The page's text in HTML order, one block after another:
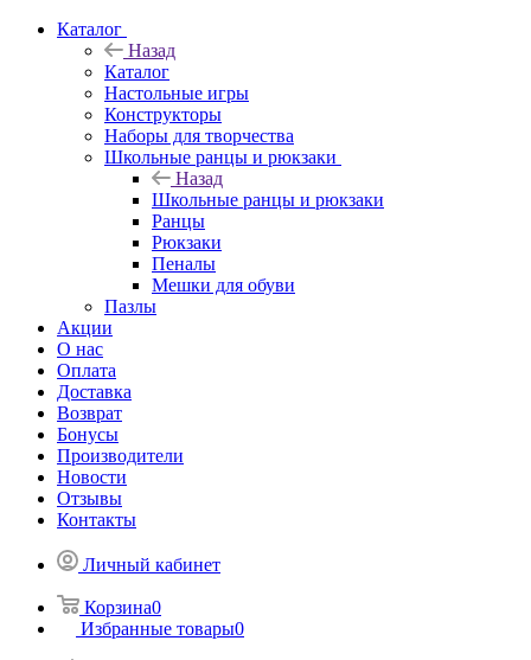
Каталог
Назад
Каталог
Настольные игры
Конструкторы
Наборы для творчества
Школьные ранцы и рюкзаки
Назад
Школьные ранцы и рюкзаки
Ранцы
Рюкзаки
Пеналы
Мешки для обуви
Пазлы
Акции
О нас
Оплата
Доставка
Возврат
Бонусы
Производители
Новости
Отзывы
Контакты
Личный кабинет
Корзина0
Избранные товары0